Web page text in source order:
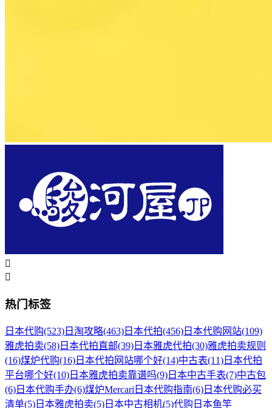


热门标签
日本代购(523) 日淘攻略(463) 日本代拍(456) 日本代购网站(109)
雅虎拍卖(58) 日本代拍直邮(39) 日本雅虎代拍(30)雅虎拍卖规则
(16)煤炉代购(16) 日本代拍网站哪个好(14)中古表(11) 日本代拍
平台哪个好(10) 日本雅虎拍卖靠谱吗(9) 日本中古手表(7)中古包
(6) 日本代购手办(6)煤炉Mercari日本代购指南(6) 日本代购必买
清单(5) 日本雅虎拍卖(5) 日本中古相机(5)代购日本鱼竿